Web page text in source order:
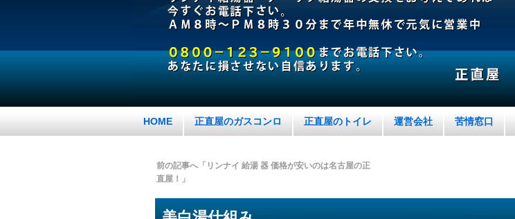
HOME 正直屋のガスコンロ 正直屋のトイレ 運営会社 苦情窓口
前の記事へ「リンナイ 給湯 器 価格が安いのは名古屋の正
直屋！」